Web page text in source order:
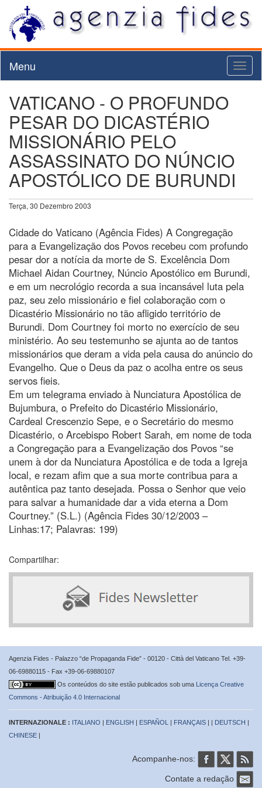
Menu
VATICANO - O PROFUNDO
PESAR DO DICASTÉRIO
MISSIONÁRIO PELO
ASSASSINATO DO NÚNCIO
APOSTÓLICO DE BURUNDI
Terça, 30 Dezembro 2003
Cidade do Vaticano (Agência Fides) A Congregação
para a Evangelização dos Povos recebeu com profundo
pesar dor a notícia da morte de S. Excelência Dom
Michael Aidan Courtney, Núncio Apostólico em Burundi,
e em um necrológio recorda a sua incansável luta pela
paz, seu zelo missionário e fiel colaboração com o
Dicastério Missionário no tão afligido território de
Burundi. Dom Courtney foi morto no exercício de seu
ministério. Ao seu testemunho se ajunta ao de tantos
missionários que deram a vida pela causa do anúncio do
Evangelho. Que o Deus da paz o acolha entre os seus
servos fieis.
Em um telegrama enviado à Nunciatura Apostólica de
Bujumbura, o Prefeito do Dicastério Missionário,
Cardeal Crescenzio Sepe, e o Secretário do mesmo
Dicastério, o Arcebispo Robert Sarah, em nome de toda
a Congregação para a Evangelização dos Povos “se
unem à dor da Nunciatura Apostólica e de toda a Igreja
local, e rezam afim que a sua morte contribua para a
autêntica paz tanto desejada. Possa o Senhor que veio
para salvar a humanidade dar a vida eterna a Dom
Courtney.” (S.L.) (Agência Fides 30/12/2003 –
Linhas:17; Palavras: 199)
Compartilhar:
Agenzia Fides - Palazzo “de Propaganda Fide” - 00120 - Città del Vaticano Tel. +39-
06-69880115 - Fax +39-06-69880107
Os conteúdos do site estão publicados sob uma Licença Creative
Commons - Atribuição 4.0 Internacional
INTERNAZIONALE : ITALIANO | ENGLISH | ESPAÑOL | FRANÇAIS | | DEUTSCH |
CHINESE |
Acompanhe-nos:
Contate a redação